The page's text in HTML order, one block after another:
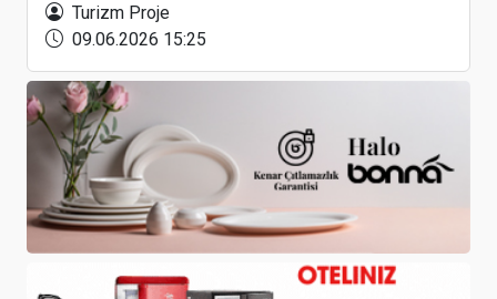
Turizm Proje
09.06.2026 15:25
Lara Barut Collection Sürdürülebilir Turizmde
Öncülüğünü Sürdürüyor